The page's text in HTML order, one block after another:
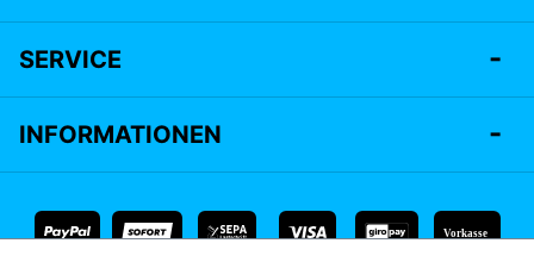
SERVICE
INFORMATIONEN
Vorkasse